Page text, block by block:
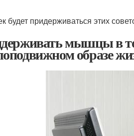
будет придерживаться этих
мышцы в
образе